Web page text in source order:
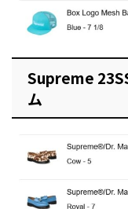
Supreme
ム